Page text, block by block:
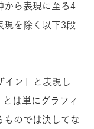
から表現に至る4
現を除く以下3段
イン」と表現し
は単にグラフィ
ものでは決してな